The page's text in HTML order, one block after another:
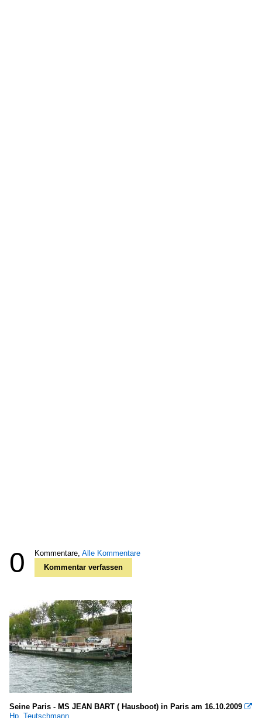
0 Kommentare, Alle Kommentare
Kommentar verfassen
Seine Paris - MS JEAN BART ( Hausboot) in Paris am 16.10.2009 
Hp. Teutschmann